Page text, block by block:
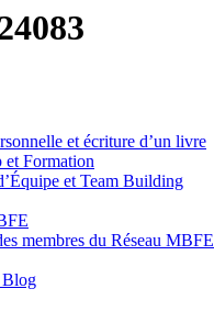
et écriture d’un livre
et Formation
et Team Building
membres du Réseau MBFE
Blog